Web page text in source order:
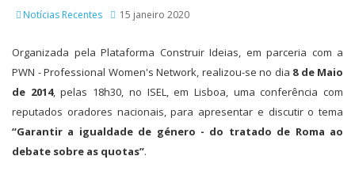
Notícias Recentes 15 janeiro 2020
Organizada pela Plataforma Construir Ideias, em parceria com a
PWN - Professional Women's Network, realizou-se no dia 8 de Maio
de 2014, pelas 18h30, no ISEL, em Lisboa, uma conferência com
reputados oradores nacionais, para apresentar e discutir o tema
“Garantir a igualdade de género - do tratado de Roma ao
debate sobre as quotas”.